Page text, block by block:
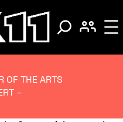
OF THE ARTS
–